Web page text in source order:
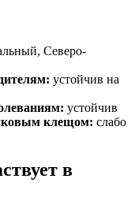
Северо-
устойчив на
устойчив
клещом: слабо
в